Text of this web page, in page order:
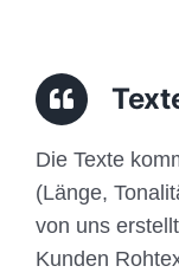
Die Texte
(Länge,
von uns
Kunden